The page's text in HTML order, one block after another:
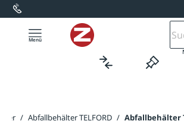
springen
/ Abfallbehälter TELFORD / Abfallbehälter